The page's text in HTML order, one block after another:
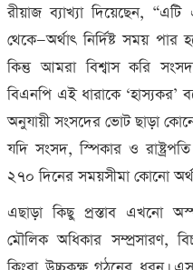
রীয়াজ ব্যাখ্যা দিয়েছেন, “এটি
থেকে—অর্থাৎ নির্দিষ্ট সময় পার
কিন্তু আমরা বিশ্বাস করি
বিএনপি এই ধারাকে ‘হাস্যকর’
অনুযায়ী সংসদের ভোট ছাড়া
যদি সংসদ,স্পিকার ও
২৭০ দিনের সময়সীমা কোনো
এছাড়া কিছু প্রস্তাব এখনো
মৌলিক অধিকার সম্প্রসারণ,